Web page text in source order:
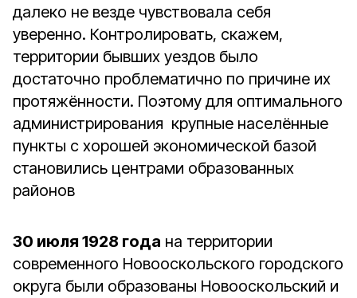
далеко не везде чувствовала себя
уверенно. Контролировать, скажем,
территории бывших уездов было
достаточно проблематично по причине их
протяжённости. Поэтому для оптимального
администрирования крупные населённые
пункты с хорошей экономической базой
становились центрами образованных
районов
30 июля 1928 года на территории
современного Новооскольского городского
округа были образованы Новооскольский и